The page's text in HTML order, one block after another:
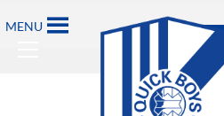
naar
MENU
Primary